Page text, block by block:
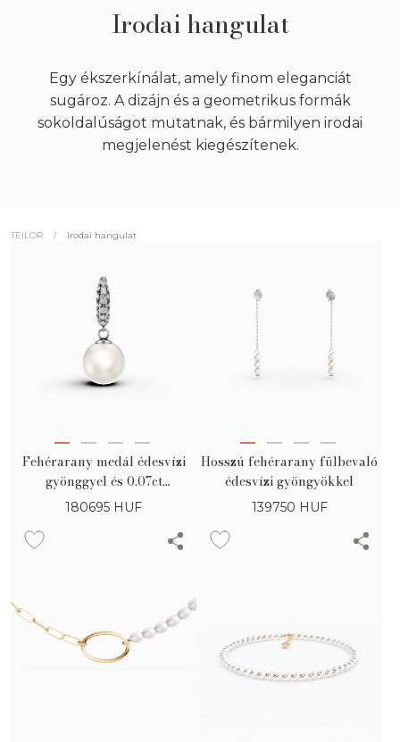
Irodai hangulat
Egy ékszerkínálat, amely finom eleganciát
sugároz. A dizájn és a geometrikus formák
sokoldalúságot mutatnak, és bármilyen irodai
megjelenést kiegészítenek.
TEILOR / Irodai hangulat
Fehérarany medál édesvízi
gyönggyel és 0.07ct
gyémántokkal
180695 HUF
Hosszú fehérarany fülbevaló
édesvízi gyöngyökkel
139750 HUF